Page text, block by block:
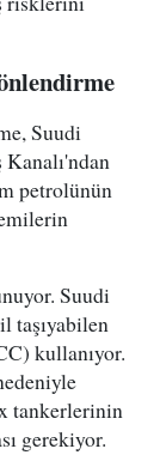
Suudi
petrolünün
Suudi
taşıyabilen
kullanıyor.
tankerlerinin
gerekiyor.